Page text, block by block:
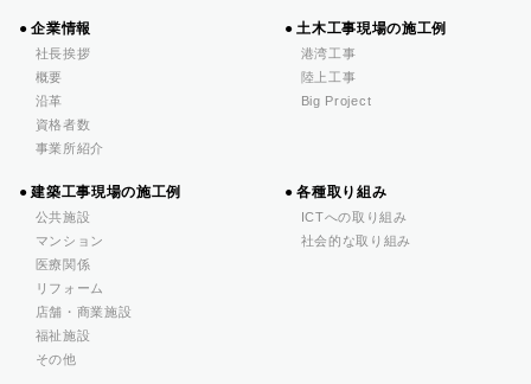
企業情報
社長挨拶
概要
沿革
資格者数
事業所紹介
土木工事現場の施工例
港湾工事
陸上工事
Big Project
建築工事現場の施工例
公共施設
マンション
医療関係
リフォーム
店舗・商業施設
福祉施設
その他
各種取り組み
ICTへの取り組み
社会的な取り組み